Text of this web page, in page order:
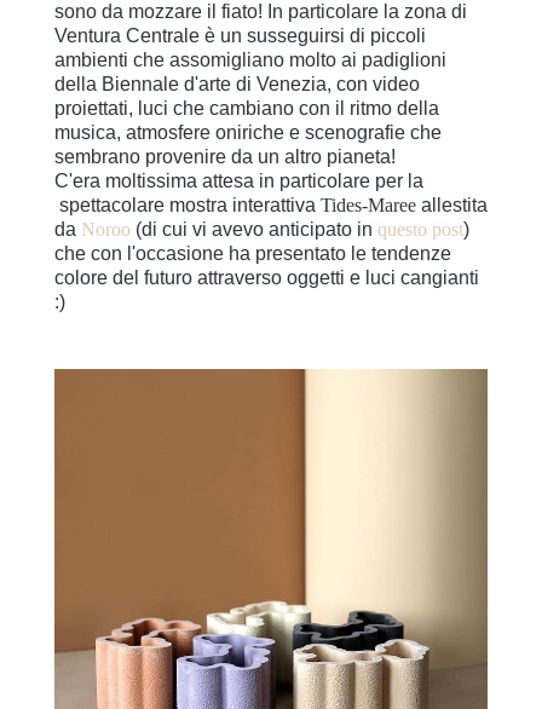
sono da mozzare il fiato! In particolare la zona di
Ventura Centrale è un susseguirsi di piccoli
ambienti che assomigliano molto ai padiglioni
della Biennale d'arte di Venezia, con video
proiettati, luci che cambiano con il ritmo della
musica, atmosfere oniriche e scenografie che
sembrano provenire da un altro pianeta!
C'era moltissima attesa in particolare per la
spettacolare mostra interattiva Tides-Maree allestita
da Noroo (di cui vi avevo anticipato in questo post)
che con l'occasione ha presentato le tendenze
colore del futuro attraverso oggetti e luci cangianti
:)